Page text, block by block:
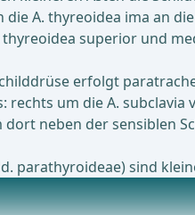
A. thyreoidea ima an
thyreoidea superior und
erfolgt
rechts um die A.
dort neben der sensiblen
parathyroideae) sind